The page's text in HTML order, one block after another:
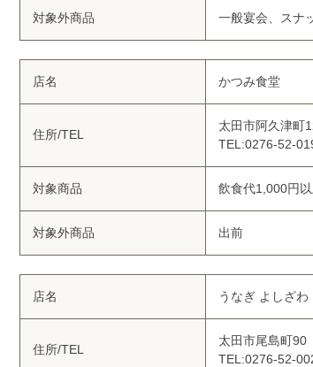
対象外商品 一般宴会、スナ
店名 かつみ食堂
住所/TEL
太田市阿久津町
TEL:0276-52-
対象商品 飲食代1,000円
対象外商品 出前
店名 うなぎ よしざわ
住所/TEL
太田市尾島町90
TEL:0276-52-